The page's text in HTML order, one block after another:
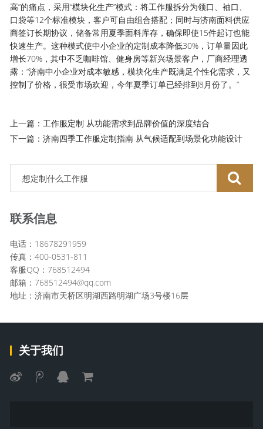
高”的痛点，采用“模块化生产”模式：将工作服拆分为领口、袖口、
口袋等12个标准模块，客户可自由组合搭配；同时与济南面料供应
商签订长期协议，储备常用夏季面料库存，确保即使15件起订也能
快速生产。这种模式使中小企业的定制成本降低30%，订单量因此
增长70%，其中不乏咖啡馆、健身房等新兴场景客户，厂商经理透
露：“济南中小企业对成本敏感，模块化生产既满足个性化需求，又
控制了价格，很受市场欢迎，今年夏季订单已经排到8月份了。”
上一篇：工作服定制 从功能需求到品牌价值的深度结合
下一篇：济南四季工作服定制指南 从气候适配到场景化功能设计
联系信息
电话：18678291959
传真：400-0531-811
客服QQ：768512494
邮箱：768512494@qq.com
地址：济南市天桥区明湖西路明湖广场3号楼16层
关于我们